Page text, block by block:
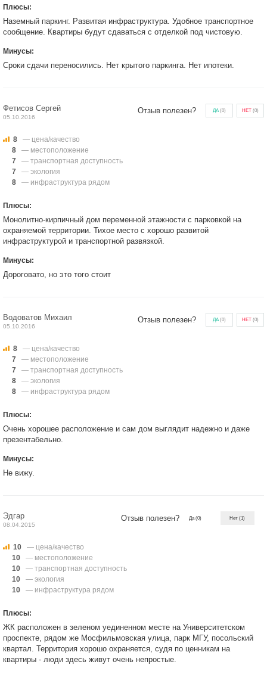
Плюсы:
Наземный паркинг. Развитая инфраструктура. Удобное транспортное
сообщение. Квартиры будут сдаваться с отделкой под чистовую.
Минусы:
Сроки сдачи переносились. Нет крытого паркинга. Нет ипотеки.
Фетисов Сергей
05.10.2016
Отзыв полезен? ДА(0) НЕТ (0)
8
— цена/качество
8
— местоположение
7
— транспортная доступность
7
— экология
8
— инфраструктура рядом
Плюсы:
Монолитно-кирпичный дом переменной этажности с парковкой на
охраняемой территории. Тихое место с хорошо развитой
инфраструктурой и транспортной развязкой.
Минусы:
Дороговато, но это того стоит
Водоватов Михаил
05.10.2016
Отзыв полезен? ДА(0) НЕТ (0)
8
— цена/качество
7
— местоположение
7
— транспортная доступность
8
— экология
8
— инфраструктура рядом
Плюсы:
Очень хорошее расположение и сам дом выглядит надежно и даже
презентабельно.
Минусы:
Не вижу.
Эдгар
08.04.2015
Отзыв полезен? Да(0) Нет (1)
10
— цена/качество
10
— местоположение
10
— транспортная доступность
10
— экология
10
— инфраструктура рядом
Плюсы:
ЖК расположен в зеленом уединенном месте на Университетском
проспекте, рядом же Мосфильмовская улица, парк МГУ, посольский
квартал. Территория хорошо охраняется, судя по ценникам на
квартиры - люди здесь живут очень непростые.